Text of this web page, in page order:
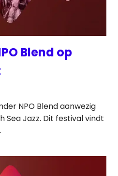
Blend op
NPO Blend aanwezig
Sea Jazz. Dit festival vindt